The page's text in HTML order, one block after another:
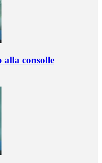
alla consolle